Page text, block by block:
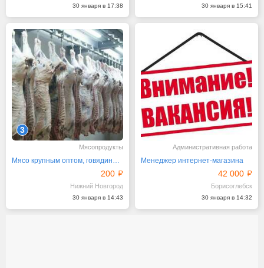
30 января в 17:38 30 января в 15:41
3
Мясопродукты
Мясо крупным оптом, говядина, свинина, цб доставка
200
Нижний Новгород
30 января в 14:43
Административная работа
Менеджер интернет-магазина
42 000
Борисоглебск
30 января в 14:32